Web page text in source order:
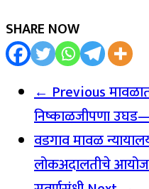
SHARE NOW
← Previous
निष्काळजीपणा
वडगाव मावळ
लोकअदालतीचे